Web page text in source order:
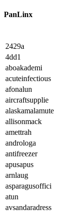
PanLinx
2429a
4dd1
aboakademi
acuteinfectious
afonalun
aircraftsupplie
alaskamalamute
allisonmack
amettrah
androloga
antifreezer
apusapus
arnlaug
asparagusoffici
atun
avsandaradress